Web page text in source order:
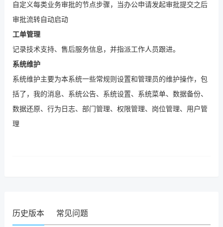
自定义每类业务审批的节点步骤，当办公申请发起审批提交之后
审批流转自动启动
工单管理
记录技术支持、售后服务信息，并指派工作人员跟进。
系统维护
系统维护主要为本系统一些常规则设置和管理员的维护操作，包
括了， 我的消息、系统公告、系统设置、系统菜单、数据备份、
数据还原、行为日志、部门管理、权限管理、岗位管理、用户管
理
历史版本 常见问题